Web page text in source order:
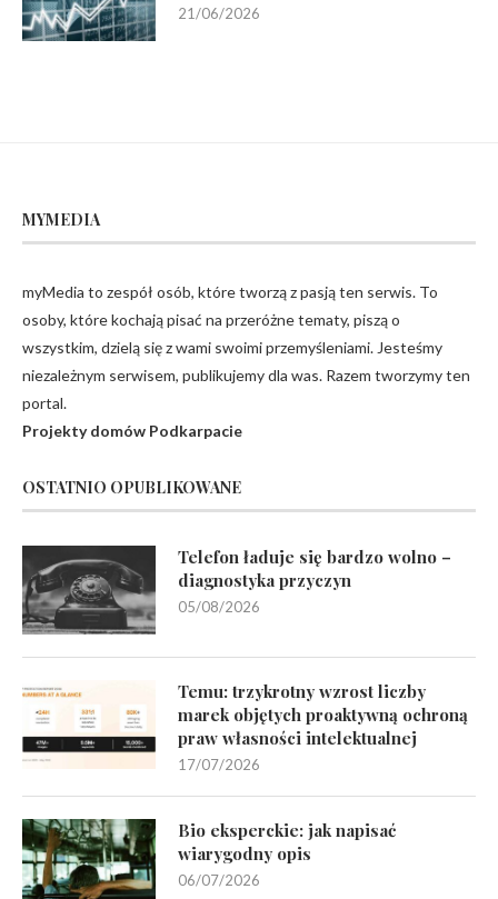
21/06/2026
MYMEDIA
myMedia to zespół osób, które tworzą z pasją ten serwis. To
osoby, które kochają pisać na przeróżne tematy, piszą o
wszystkim, dzielą się z wami swoimi przemyśleniami. Jesteśmy
niezależnym serwisem, publikujemy dla was. Razem tworzymy ten
portal.
Projekty domów Podkarpacie
OSTATNIO OPUBLIKOWANE
Telefon ładuje się bardzo wolno –
diagnostyka przyczyn
05/08/2026
Temu: trzykrotny wzrost liczby
marek objętych proaktywną ochroną
praw własności intelektualnej
17/07/2026
Bio eksperckie: jak napisać
wiarygodny opis
06/07/2026